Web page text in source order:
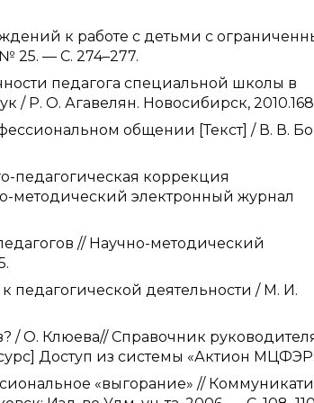
к работе с детьми с
25. — С. 274–277.
педагога специальной школы в
/ Р. О. Агавелян. Новосибирск,
общении [Текст] / В. В.
педагогическая коррекция
методический электронный журнал
// Научно-методический
педагогической деятельности / М. И.
/ О. Клюева// Справочник
Доступ из системы «Актион
«выгорание» //